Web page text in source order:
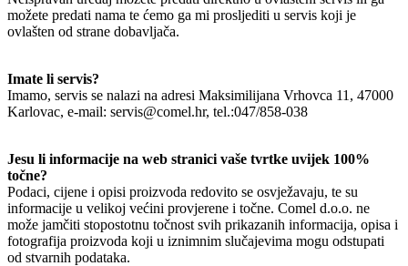
možete predati nama te ćemo ga mi prosljediti u servis koji je
ovlašten od strane dobavljača.
Imate li servis?
Imamo, servis se nalazi na adresi Maksimilijana Vrhovca 11, 47000
Karlovac, e-mail: servis@comel.hr, tel.:047/858-038
Jesu li informacije na web stranici vaše tvrtke uvijek 100%
točne?
Podaci, cijene i opisi proizvoda redovito se osvježavaju, te su
informacije u velikoj većini provjerene i točne. Comel d.o.o. ne
može jamčiti stopostotnu točnost svih prikazanih informacija, opisa i
fotografija proizvoda koji u iznimnim slučajevima mogu odstupati
od stvarnih podataka.